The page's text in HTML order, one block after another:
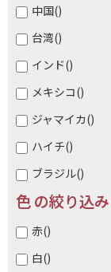
中国()
台湾()
インド()
メキシコ()
ジャマイカ()
ハイチ()
ブラジル()
色 の絞り込み
赤()
白()